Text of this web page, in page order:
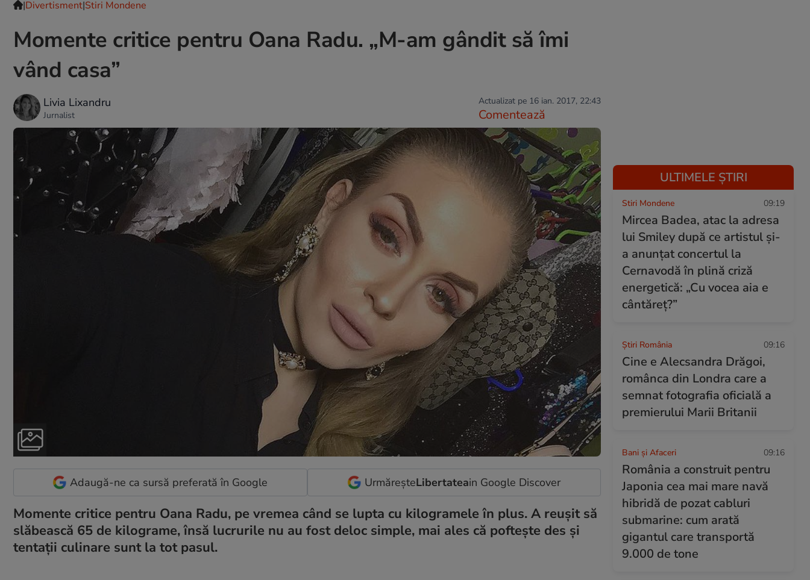
|Divertisment|Stiri Mondene
Momente critice pentru Oana Radu. „M-am gândit să îmi
vând casa”
Livia Lixandru
Jurnalist
Actualizat pe 16 ian. 2017, 22:43
Comentează
Adaugă-ne ca sursă preferată în Google UrmăreșteLibertateain Google Discover
Momente critice pentru Oana Radu, pe vremea când se lupta cu kilogramele în plus. A reușit să
slăbească 65 de kilograme, însă lucrurile nu au fost deloc simple, mai ales că poftește des și
tentații culinare sunt la tot pasul.
ULTIMELE ȘTIRI
Stiri Mondene 09:19
Mircea Badea, atac la adresa
lui Smiley după ce artistul și-
a anunțat concertul la
Cernavodă în plină criză
energetică: „Cu vocea aia e
cântăreț?”
Știri România 09:16
Cine e Alecsandra Drăgoi,
românca din Londra care a
semnat fotografia oficială a
premierului Marii Britanii
Bani și Afaceri 09:16
România a construit pentru
Japonia cea mai mare navă
hibridă de pozat cabluri
submarine: cum arată
gigantul care transportă
9.000 de tone